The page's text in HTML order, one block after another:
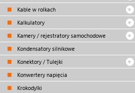
Kable w rolkach
Kalkulatory
Kamery / rejestratory samochodowe
Kondensatory silnikowe
Konektory / Tulejki
Konwertery napięcia
Krokodylki